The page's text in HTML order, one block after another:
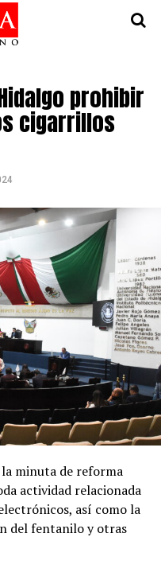
prohibir
cigarrillos
minuta de reforma
actividad relacionada
así como la
del fentanilo y otras